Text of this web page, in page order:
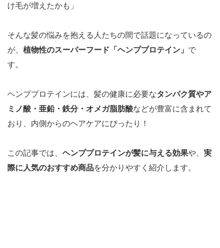
け毛が増えたかも」
そんな髪の悩みを抱える人たちの間で話題になっているの
が、 植物性のスーパーフード「ヘンププロテイン」 で
す。
ヘンププロテインには、髪の健康に必要なタンパク質やア
ミノ酸・亜鉛・鉄分・オメガ脂肪酸などが豊富に含まれて
おり、内側からのヘアケアにぴったり！
この記事では、 ヘンププロテインが髪に与える効果や、 実
際に人気のおすすめ商品を分かりやすく紹介します。